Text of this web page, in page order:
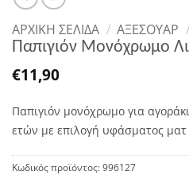
ΑΡΧΙΚΉ ΣΕΛΊΔΑ / ΑΞΕΣΟΥΑΡ /
Παπιγιόν Μονόχρωμο
€11,90
Παπιγιόν μονόχρωμο για
ετών με επιλογή υφάσματος
Κωδικός προϊόντος:996127